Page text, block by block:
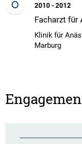
2010 - 2012
Facharzt für
Klinik für
Marburg